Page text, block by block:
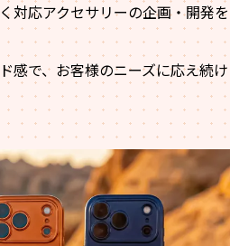
対応アクセサリーの企画・開発を
感で、お客様のニーズに応え続け